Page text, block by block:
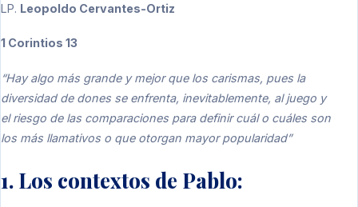
LP. Leopoldo Cervantes-Ortiz
1 Corintios 13
“Hay algo más grande y mejor que los carismas, pues la
diversidad de dones se enfrenta, inevitablemente, al juego y
el riesgo de las comparaciones para definir cuál o cuáles son
los más llamativos o que otorgan mayor popularidad”
1. Los contextos de Pablo: